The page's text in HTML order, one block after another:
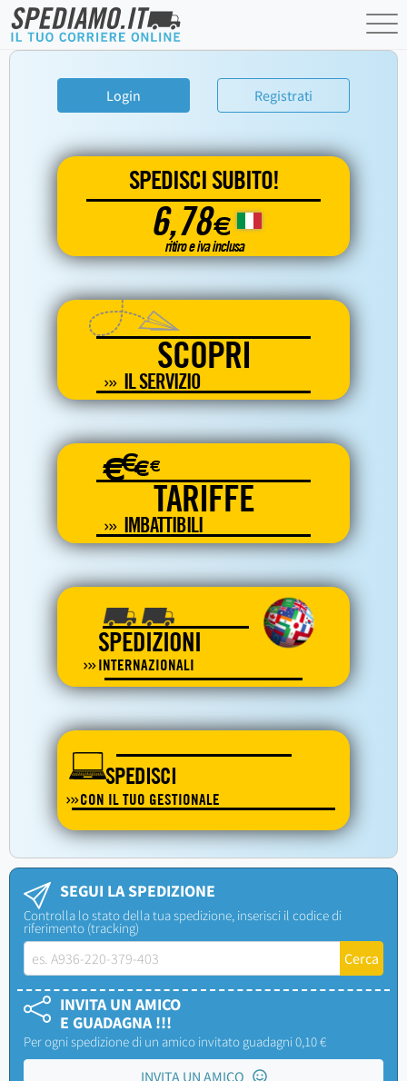
Login Registrati
SPEDISCI SUBITO!
6,78€
ritiro e iva inclusa
SCOPRI
IL SERVIZIO
€€€€
TARIFFE
IMBATTIBILI
SPEDIZIONI
INTERNAZIONALI
SPEDISCI
CON IL TUO GESTIONALE
SEGUI LA SPEDIZIONE
Controlla lo stato della tua spedizione, inserisci il codice di
riferimento (tracking)
INVITA UN AMICO
E GUADAGNA !!!
Per ogni spedizione di un amico invitato guadagni 0,10 €
INVITA UN AMICO